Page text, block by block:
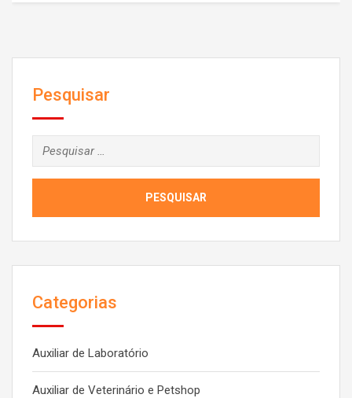
Pesquisar
Pesquisar
por:
Categorias
Auxiliar de Laboratório
Auxiliar de Veterinário e Petshop